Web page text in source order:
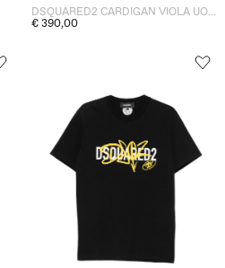
DSQUARED2 CARDIGAN VIOLA UOMO
€ 390,00